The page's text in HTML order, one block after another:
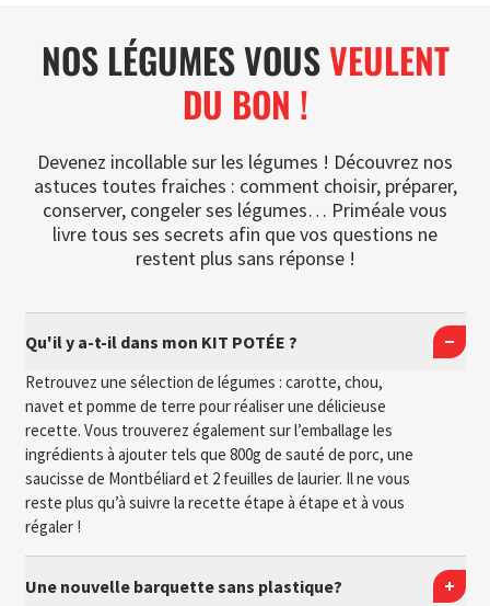
NOS LÉGUMES VOUSVEULENT
DU BON !
Devenez incollable sur les légumes ! Découvrez nos
astuces toutes fraiches : comment choisir, préparer,
conserver, congeler ses légumes… Priméale vous
livre tous ses secrets afin que vos questions ne
restent plus sans réponse !
Qu'il y a-t-il dans mon KIT POTÉE ?
Retrouvez une sélection de légumes : carotte, chou,
navet et pomme de terre pour réaliser une délicieuse
recette. Vous trouverez également sur l’emballage les
ingrédients à ajouter tels que 800g de sauté de porc, une
saucisse de Montbéliard et 2 feuilles de laurier. Il ne vous
reste plus qu’à suivre la recette étape à étape et à vous
régaler !
Une nouvelle barquette sans plastique?